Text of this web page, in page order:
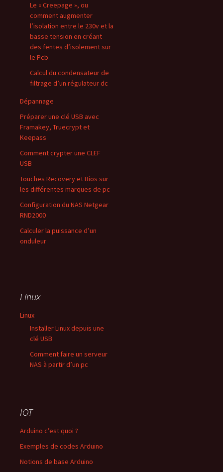
Le « Creepage », ou
comment augmenter
l’isolation entre le 230v et la
basse tension en créant
des fentes d’isolement sur
le Pcb
Calcul du condensateur de
filtrage d’un régulateur dc
Dépannage
Préparer une clé USB avec
Framakey, Truecrypt et
Keepass
Comment crypter une CLEF
USB
Touches Recovery et Bios sur
les différentes marques de pc
Configuration du NAS Netgear
RND2000
Calculer la puissance d’un
onduleur
Linux
Linux
Installer Linux depuis une
clé USB
Comment faire un serveur
NAS à partir d’un pc
IOT
Arduino c’est quoi ?
Exemples de codes Arduino
Notions de base Arduino